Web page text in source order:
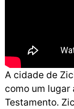
A cidade de
como um lugar
Testamento.